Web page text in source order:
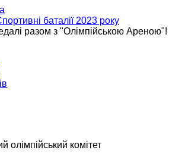
разом з "Олімпійською Ареною"!
олімпійський комітет